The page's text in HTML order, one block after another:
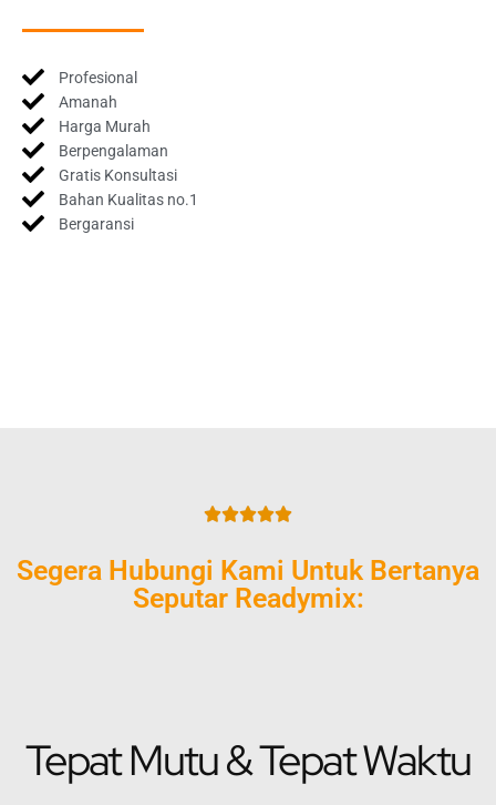
Profesional
Amanah
Harga Murah
Berpengalaman
Gratis Konsultasi
Bahan Kualitas no.1
Bergaransi

Segera Hubungi Kami Untuk Bertanya
Seputar Readymix:
Tepat Mutu & Tepat Waktu